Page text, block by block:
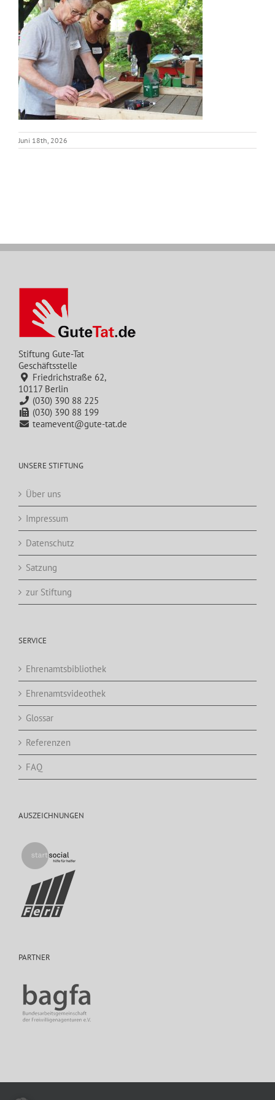
Juni 18th, 2026
Stiftung Gute-Tat
Geschäftsstelle
Friedrichstraße 62,
10117 Berlin
(030) 390 88 225
(030) 390 88 199
teamevent@gute-tat.de
UNSERE STIFTUNG
Über uns
Impressum
Datenschutz
Satzung
zur Stiftung
SERVICE
Ehrenamtsbibliothek
Ehrenamtsvideothek
Glossar
Referenzen
FAQ
AUSZEICHNUNGEN
PARTNER